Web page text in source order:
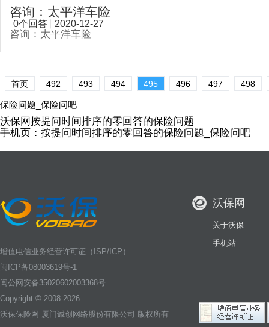
咨询：太平洋车险
0个回答 2020-12-27
咨询：太平洋车险
首页 492 493 494 495 496 497 498
保险问题_保险问吧
沃保网按提问时间排序的零回答的保险问题
手机页： 按提问时间排序的零回答的保险问题_保险问吧
增值电信业务经营许可证（ISP/ICP）
闽ICP备08003619号-1
闽公网安备35020602003368号
Copyright © 2008-2026
沃保保险网 厦门诚创网络股份有限公司 版权所有
沃保网
关于沃保
手机站